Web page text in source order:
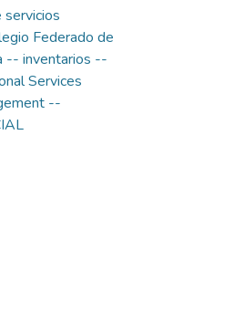
Federado de
-- inventarios --
Services
--